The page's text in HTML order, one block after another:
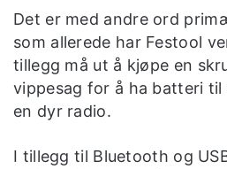
Det er med andre ord
som allerede har Festool
tillegg må ut å kjøpe en
vippesag for å ha batteri til
en dyr radio.
I tillegg til Bluetooth og